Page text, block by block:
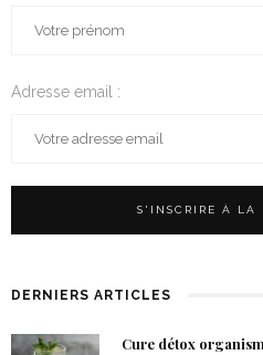
Adresse email :
DERNIERS ARTICLES
Cure détox